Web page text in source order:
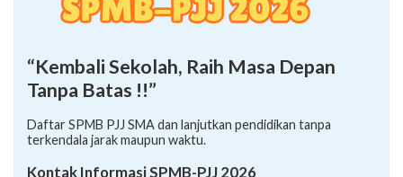
“Kembali Sekolah, Raih Masa Depan
Daftar SPMB PJJ SMA dan lanjutkan pendidikan tanpa
terkendala jarak maupun waktu.
Kontak Informasi SPMB-PJJ 2026